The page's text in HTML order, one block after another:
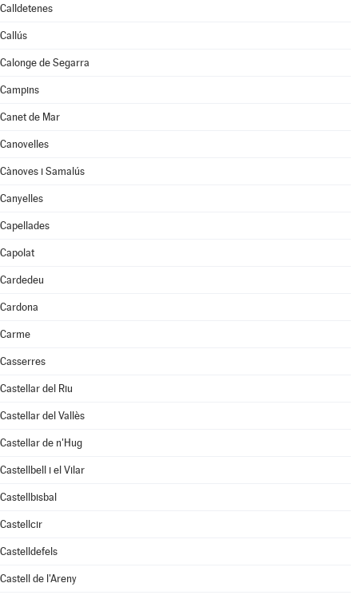
Calldetenes
Callús
Calonge de Segarra
Campins
Canet de Mar
Canovelles
Cànoves i Samalús
Canyelles
Capellades
Capolat
Cardedeu
Cardona
Carme
Casserres
Castellar del Riu
Castellar del Vallès
Castellar de n'Hug
Castellbell i el Vilar
Castellbisbal
Castellcir
Castelldefels
Castell de l'Areny